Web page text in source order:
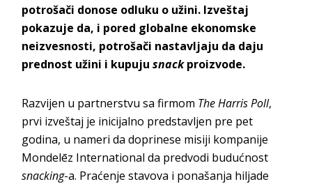
potrošači donose odluku o užini. Izveštaj
pokazuje da, i pored globalne ekonomske
neizvesnosti, potrošači nastavljaju da daju
prednost užini i kupujusnackproizvode.
Razvijen u partnerstvu sa firmom The Harris Poll,
prvi izveštaj je inicijalno predstavljen pre pet
godina, u nameri da doprinese misiji kompanije
Mondelēz International da predvodi budućnost
snacking-a. Praćenje stavova i ponašanja hiljade